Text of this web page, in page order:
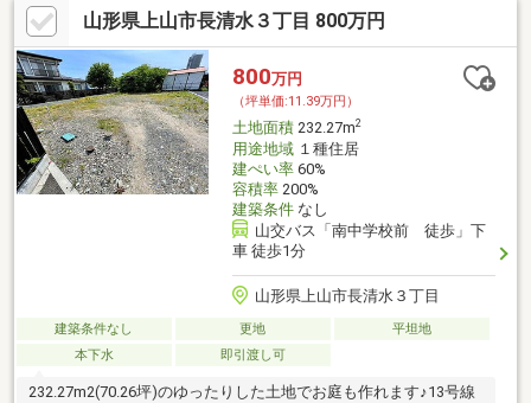
山形県上山市長清水３丁目 800万円
800万円
（坪単価:11.39万円）
土地面積232.27m2
用途地域１種住居
建ぺい率60%
容積率200%
建築条件なし
山交バス「南中学校前 徒歩」下
車 徒歩1分
山形県上山市長清水３丁目
建築条件なし 更地
平坦地
本下水
即引渡し可
232.27m2(70.26坪)のゆったりした土地でお庭も作れます♪13号線